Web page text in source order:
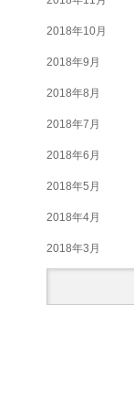
2018年10月
2018年9月
2018年8月
2018年7月
2018年6月
2018年5月
2018年4月
2018年3月